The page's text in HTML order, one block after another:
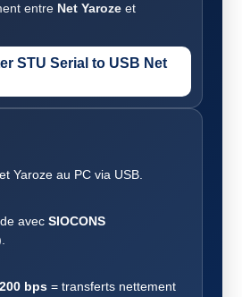
entre Net Yaroze et
STU Serial to USB Net
Yaroze au PC via USB.
avecSIOCONS
bps= transferts nettement